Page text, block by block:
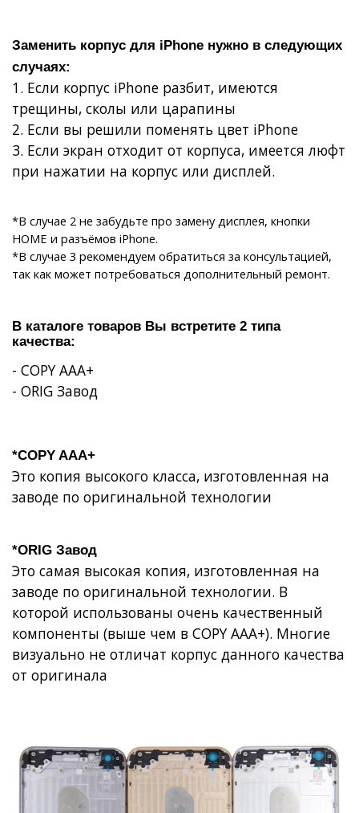
Заменить корпус для iPhone нужно в следующих
случаях:
1. Если корпус iPhone разбит, имеются
трещины, сколы или царапины
2. Если вы решили поменять цвет iPhone
3. Если экран отходит от корпуса, имеется люфт
при нажатии на корпус или дисплей.
*В случае 2 не забудьте про замену дисплея, кнопки
HOME и разъёмов iPhone.
*В случае 3 рекомендуем обратиться за консультацией,
так как может потребоваться дополнительный ремонт.
В каталоге товаров Вы встретите 2 типа
качества:
- COPY AAA+
- ORIG Завод
*COPY AAA+
Это копия высокого класса, изготовленная на
заводе по оригинальной технологии
*ORIG Завод
Это самая высокая копия, изготовленная на
заводе по оригинальной технологии. В
которой использованы очень качественный
компоненты (выше чем в COPY AAA+). Многие
визуально не отличат корпус данного качества
от оригинала